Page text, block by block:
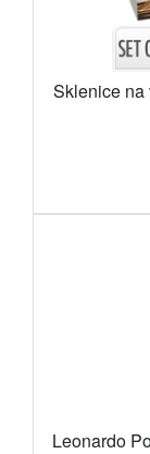
Sklenice na
Leonardo